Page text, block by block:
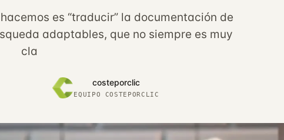
es “traducir” la documentación de
adaptables, que no siempre es muy
cla
costeporclic
EQUIPO COSTEPORCLIC